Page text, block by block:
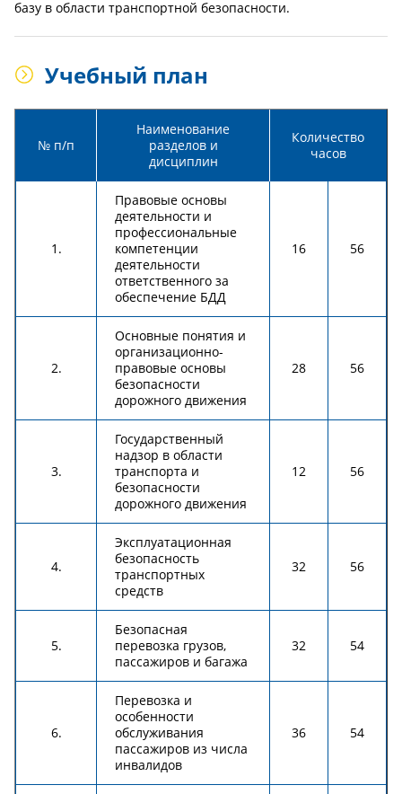
базу в области транспортной безопасности.
Учебный план
№ п/п
Наименование
разделов и
дисциплин
Количество
часов
1.
Правовые основы
деятельности и
профессиональные
компетенции
деятельности
ответственного за
обеспечение БДД
16 56
2.
Основные понятия и
организационно-
правовые основы
безопасности
дорожного движения
28 56
3.
Государственный
надзор в области
транспорта и
безопасности
дорожного движения
12 56
4.
Эксплуатационная
безопасность
транспортных
средств
32 56
5.
Безопасная
перевозка грузов,
пассажиров и багажа
32 54
6.
Перевозка и
особенности
обслуживания
пассажиров из числа
инвалидов
36 54